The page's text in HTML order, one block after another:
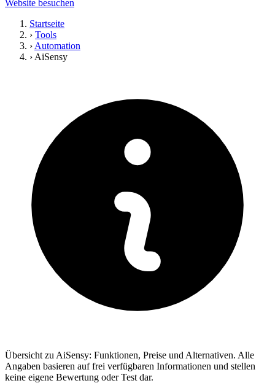
Website besuchen
Startseite
› Tools
› Automation
› AiSensy
Übersicht zu AiSensy: Funktionen, Preise und Alternativen. Alle
Angaben basieren auf frei verfügbaren Informationen und stellen
keine eigene Bewertung oder Test dar.